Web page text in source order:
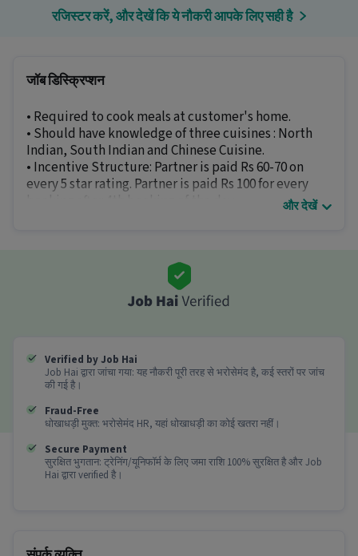
रजिस्टर करें, और देखें कि ये नौकरी आपके लिए सही है
जॉब डिस्क्रिप्शन
• Required to cook meals at customer's home.
• Should have knowledge of three cuisines : North
Indian, South Indian and Chinese Cuisine.
• Incentive Structure: Partner is paid Rs 60-70 on
every 5 star rating. Partner is paid Rs 100 for every
• Shift Timings between 6am to 9pm.
• You will do job in Gurgaon.
अनुभव वाले उम्मीदवारों की जरुरत है।
इस Chef जाब के बारे में अधिक जानकारी
क्या fresher या experienced उम्मीदवार इस job के लिए
Ans :ऑल एजुकेशन लेवल योग्यता और 0-6 साल का अनुभव
रखने वाले उम्मीदवार इस Chef role के लिए आवेदन कर सकते
और देखें
Verified by Job Hai
Job Hai द्वारा जांचा गया: यह नौकरी पूरी तरह से भरोसेमंद है, कई स्तरों पर जांच
की गई है।
Fraud-Free
धोखाधड़ी मुक्त: भरोसेमंद HR, यहां धोखाधड़ी का कोई खतरा नहीं।
Secure Payment
सुरक्षित भुगतान: ट्रेनिंग/यूनिफॉर्म के लिए जमा राशि 100% सुरक्षित है और Job
Hai द्वारा verified है।